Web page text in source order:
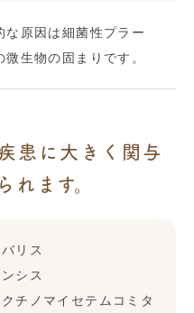
原因は細菌性プラー
生物の固まりです。
患に大きく関与
れます。
リス
シス
チノマイセテムコミタ